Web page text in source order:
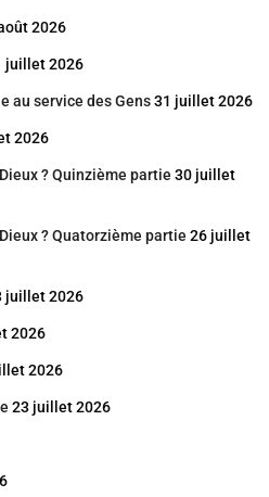
2026
juillet 2026
au service des Gens31 juillet 2026
2026
? Quinzième partie 30 juillet
? Quatorzième partie 26 juillet
juillet 2026
2026
2026
23 juillet 2026